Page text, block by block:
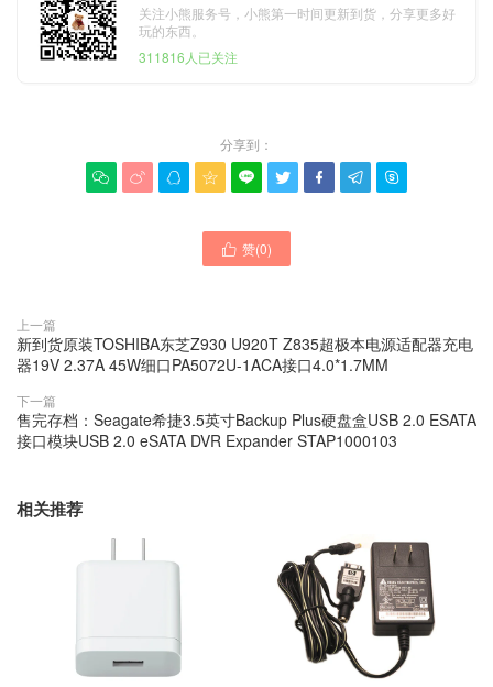
关注小熊服务号，小熊第一时间更新到货，分享更多好
玩的东西。
311816人已关注
分享到：
        
 赞(0)
上一篇
新到货原装TOSHIBA东芝Z930 U920T Z835超极本电源适配器充电
器19V 2.37A 45W细口PA5072U-1ACA接口4.0*1.7MM
下一篇
售完存档：Seagate希捷3.5英寸Backup Plus硬盘盒USB 2.0 ESATA
接口模块USB 2.0 eSATA DVR Expander STAP1000103
相关推荐